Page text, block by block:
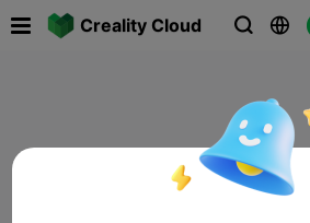
Creality Cloud  